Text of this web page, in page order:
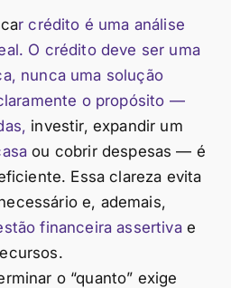
r crédito é uma análise
O crédito deve ser uma
nunca uma solução
o propósito —
investir, expandir um
ou cobrir despesas — é
Essa clareza evita
e, ademais,
financeira assertivae
o “quanto” exige